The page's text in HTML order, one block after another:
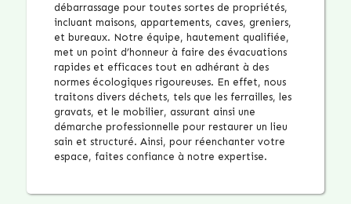
débarrassage pour toutes sortes de propriétés,
incluant maisons, appartements, caves, greniers,
et bureaux. Notre équipe, hautement qualifiée,
met un point d’honneur à faire des évacuations
rapides et efficaces tout en adhérant à des
normes écologiques rigoureuses. En effet, nous
traitons divers déchets, tels que les ferrailles, les
gravats, et le mobilier, assurant ainsi une
démarche professionnelle pour restaurer un lieu
sain et structuré. Ainsi, pour réenchanter votre
espace, faites confiance à notre expertise.